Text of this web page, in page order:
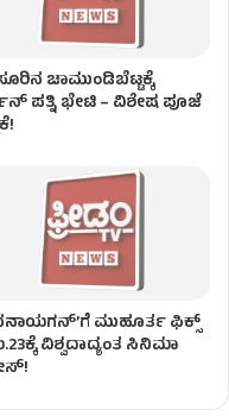
ಚಾಮುಂಡಿಬೆಟ್ಟಕ್ಕೆ
ಪತ್ನಿ ಭೇಟಿ – ವಿಶೇಷ ಪೂಜೆ
ಮುಹೂರ್ತ ಫಿಕ್ಸ್
ವಿಶ್ವದಾದ್ಯಂತ ಸಿನಿಮಾ